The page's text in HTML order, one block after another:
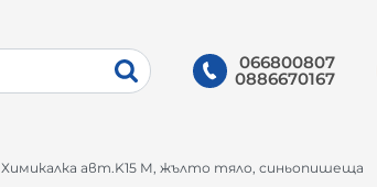
066800807
0886670167
Химикалка авт.K15 M, жълто тяло, синьопишеща